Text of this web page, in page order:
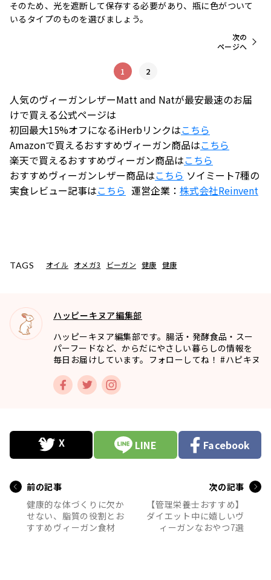
そのため、光を遮断して保存する必要があり、瓶に色がついて
いるタイプのものを選びましょう。
1 2
次の
ページへ
人気のヴィーガンレザーMatt and Natが最安最速のお届
けで買える公式ページは
初回最大15%オフになるiHerbリンクはこちら
Amazonで買えるおすすめヴィーガン商品はこちら
楽天で買えるおすすめヴィーガン商品はこちら
おすすめヴィーガンレザー商品はこちら ソイミート7種の
実食レビュー記事はこちら 運営企業： 株式会社Reinvent
TAGS オイル オメガ3 ビーガン 健康 健康
ハッピーキヌア編集部
ハッピーキヌア編集部です。腸活・発酵食品・スー
パーフードなど、からだにやさしい暮らしの情報を
毎日お届けしています。フォローしてね！ #ハピキヌ
LINE Facebook
前の記事
健康的な体づくりに欠か
せない、脂質の役割とお
すすめヴィーガン食材
次の記事
【管理栄養士おすすめ】
ダイエット中に嬉しいヴ
ィーガンなおやつ7選